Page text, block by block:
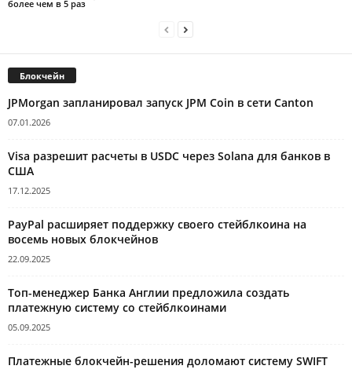
более чем в 5 раз
Блокчейн
JPMorgan запланировал запуск JPM Coin в сети Canton
07.01.2026
Visa разрешит расчеты в USDC через Solana для банков в
США
17.12.2025
PayPal расширяет поддержку своего стейблкоина на
восемь новых блокчейнов
22.09.2025
Топ-менеджер Банка Англии предложила создать
платежную систему со стейблкоинами
05.09.2025
Платежные блокчейн-решения доломают систему SWIFT